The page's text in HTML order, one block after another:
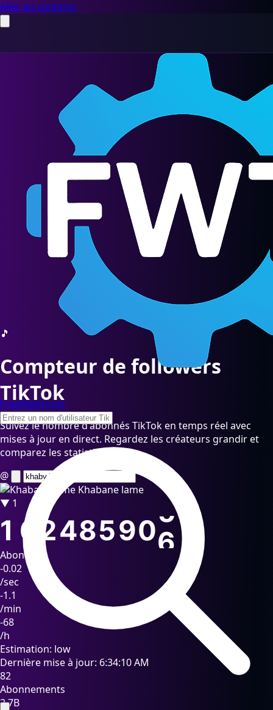
Aller au contenu
FreeWebTools
🎵
Compteur de followers
TikTok
Suivez le nombre d'abonnés TikTok en temps réel avec
mises à jour en direct. Regardez les créateurs grandir et
comparez les statistiques.
@
Khabane lame
16 2 485905
Abonnés
-0.02
/sec
-1.1
/min
-68
/h
Estimation:
Dernière mise à jour:
82
Abonnements
2.7B
J'aime